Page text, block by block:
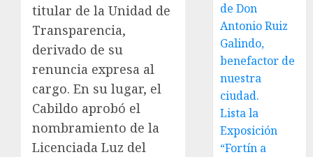
titular de la Unidad de
Transparencia,
derivado de su
renuncia expresa al
cargo. En su lugar, el
Cabildo aprobó el
nombramiento de la
Licenciada Luz del
de Don
Antonio Ruiz
Galindo,
benefactor de
nuestra
ciudad.
Lista la
Exposición
“Fortín a